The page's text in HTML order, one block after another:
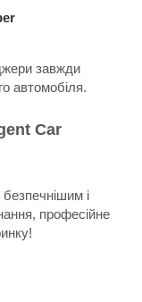
завжди
автомобіля.
Car
і
професійне